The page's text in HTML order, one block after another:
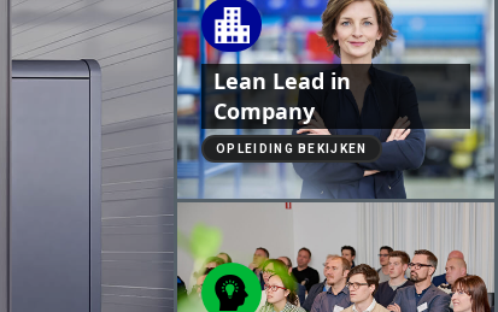
Lean Lead in
Company
OPLEIDING BEKIJKEN